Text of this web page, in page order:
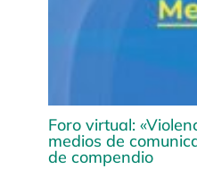
Foro virtual:
medios de
de compendio